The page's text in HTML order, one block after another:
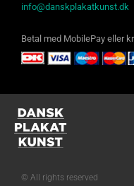
info@danskplakatkunst.dk
Betal med MobilePay eller
© All rights reserved